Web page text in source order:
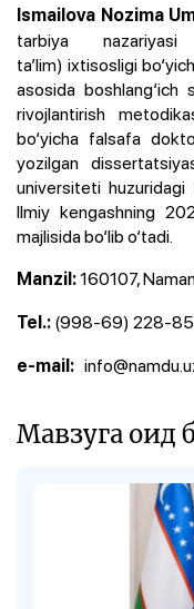
Ismailova Nozima
tarbiya
ta’lim) ixtisosligi
asosida
rivojlantirish
bo‘yicha falsafa
yozilgan
universiteti huzuridagi
Ilmiy kengashning
majlisida bo‘lib o‘tadi.
Manzil:160107,
Tel.: (998-69) 228-
e-mail:
Мавзуга оид